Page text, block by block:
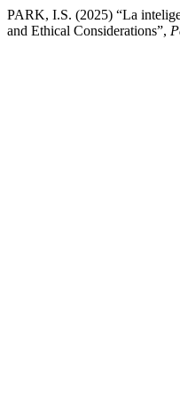
PARK, I.S. (2025) “La
and Ethical Considerations”,